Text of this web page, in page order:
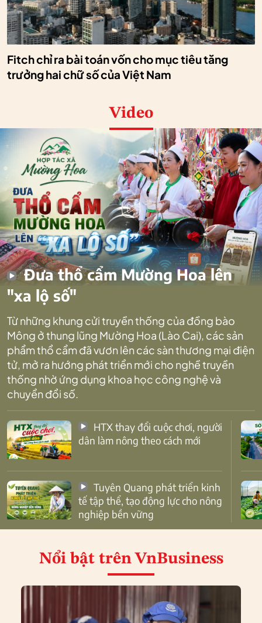
Fitch chỉ ra bài toán vốn cho mục tiêu tăng
trưởng hai chữ số của Việt Nam
Video
Đưa thổ cẩm Mường Hoa lên
"xa lộ số"
Từ những khung cửi truyền thống của đồng bào
Mông ở thung lũng Mường Hoa (Lào Cai), các sản
phẩm thổ cẩm đã vươn lên các sàn thương mại điện
tử, mở ra hướng phát triển mới cho nghề truyền
thống nhờ ứng dụng khoa học công nghệ và
chuyển đổi số.
dân làm nông theo cách mới
tế tập thể, tạo động lực cho nông
nghiệp bền vững
Nổi bật trên VnBusiness